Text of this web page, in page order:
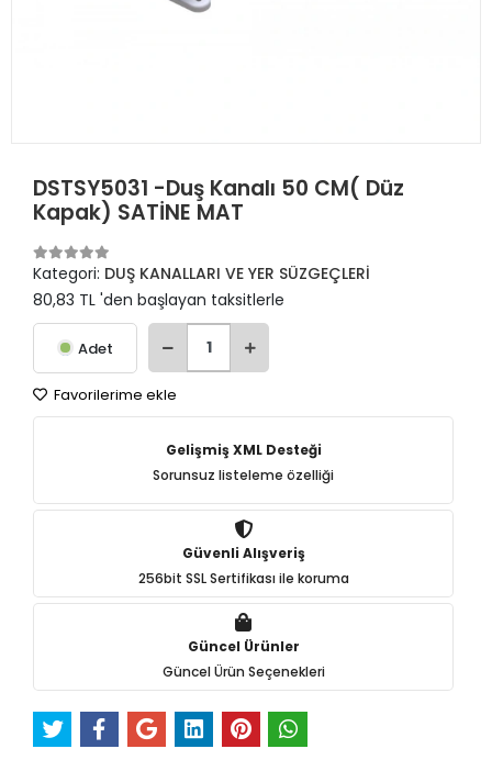
DSTSY5031 -Duş Kanalı 50 CM( Düz
Kapak) SATİNE MAT
Kategori: DUŞ KANALLARI VE YER SÜZGEÇLERİ
80,83 TL 'den başlayan taksitlerle
Adet
Favorilerime ekle
Gelişmiş XML Desteği
Sorunsuz listeleme özelliği
Güvenli Alışveriş
256bit SSL Sertifikası ile koruma
Güncel Ürünler
Güncel Ürün Seçenekleri